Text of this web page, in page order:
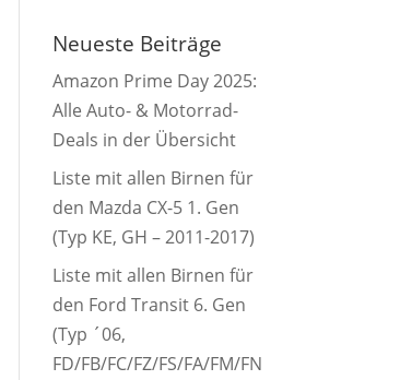
Neueste Beiträge
Amazon Prime Day 2025:
Alle Auto- & Motorrad-
Deals in der Übersicht
Liste mit allen Birnen für
den Mazda CX-5 1. Gen
(Typ KE, GH – 2011-2017)
Liste mit allen Birnen für
den Ford Transit 6. Gen
(Typ ´06,
FD/FB/FC/FZ/FS/FA/FM/FN